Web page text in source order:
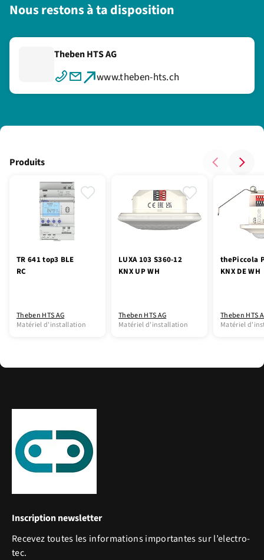
Nous restons à ta disposition
Theben HTS AG
www.theben-hts.ch
TR 641 top3 BLE
RC
Theben HTS AG
Matériel d'installation
LUXA 103 S360-12
KNX UP WH
Theben HTS AG
Matériel d'installation
thePiccola
KNX DE WH
Theben HTS
Matériel
Produits
Inscription newsletter
Recevez toutes les informations importantes sur l’electro-
tec.